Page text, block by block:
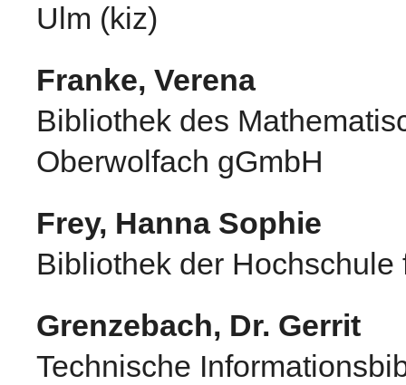
Ulm (kiz)
Franke, Verena
Bibliothek des
Oberwolfach gGmbH
Frey, Hanna Sophie
Bibliothek der
Grenzebach, Dr. Gerrit
Technische